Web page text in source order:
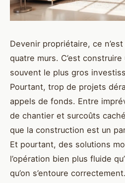
Devenir propriétaire, ce
quatre murs. C’est
souvent le plus gros
Pourtant, trop de projets
appels de fonds. Entre
de chantier et surcoûts
que la construction est un
Et pourtant, des solutions
l’opération bien plus fluide
qu’on s’entoure correctement.